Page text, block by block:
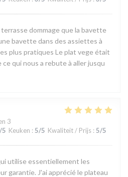
dommage que la bavette
bavette dans des assiettes à
plus pratiques Le plat vege était
qui nous a rebute à aller jusqu
3
/5 Keuken : 5/5 Kwaliteit / Prijs : 5/5
utilise essentiellement les
garantie. J'ai apprécié le plateau